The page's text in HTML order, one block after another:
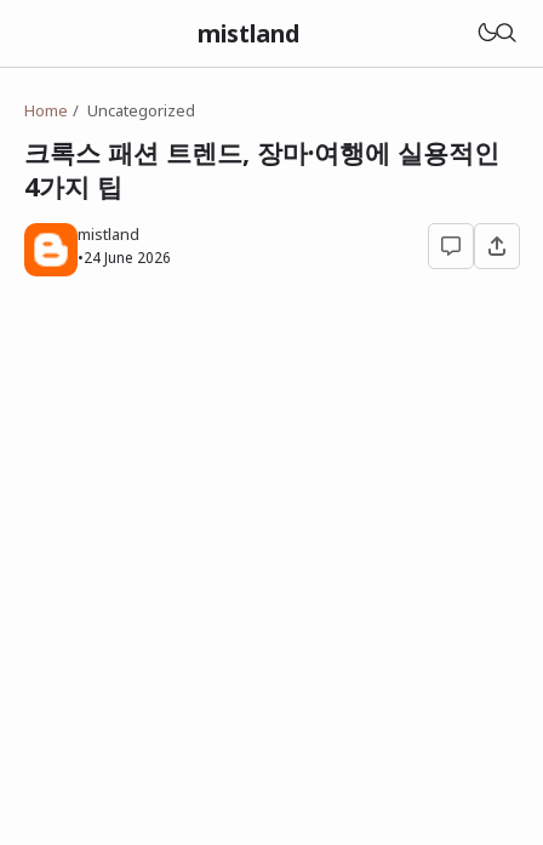
mistland
Home Uncategorized
크록스 패션 트렌드, 장마·여행에 실용적인
4가지 팁
mistland
•24 June 2026